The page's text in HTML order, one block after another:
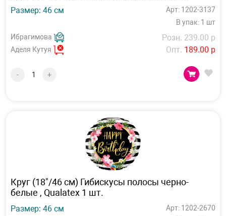
Размер: 46 см
Арт: 1202-3137
В упак: 1 шт
Ибрагимова
Аделя Кутуя
Розн. 239.00 р
Опт. 189.00 р
- +
Круг (18"/46 см) Гибискусы полосы черно-
белые , Qualatex 1 шт.
Размер: 46 см
Арт: 1202-2670